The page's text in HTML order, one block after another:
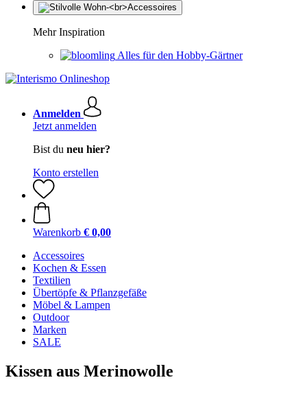
Mehr Inspiration
Alles für den Hobby-Gärtner
Anmelden
Jetzt anmelden
Bist du neu hier?
Konto erstellen
Warenkorb € 0,00
Accessoires
Kochen & Essen
Textilien
Übertöpfe & Pflanzgefäße
Möbel & Lampen
Outdoor
Marken
SALE
Kissen aus Merinowolle